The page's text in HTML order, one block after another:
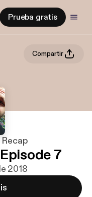
Prueba gratis
Compartir
7
2018